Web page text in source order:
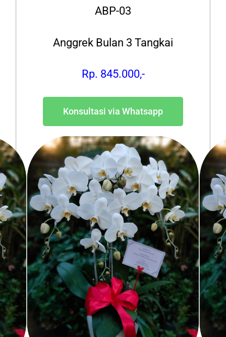
ABP-03
Anggrek Bulan 3 Tangkai
Rp. 845.000,-
Konsultasi via Whatsapp